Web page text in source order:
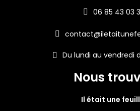
06 85 43 03
Du lundi au vendredi
Nous
Il était une